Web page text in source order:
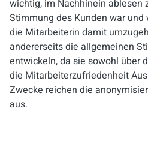
wichtig, im Nachhinein ablesen
Stimmung des Kunden war
die Mitarbeiterin damit
andererseits die allgemeinen
entwickeln, da sie sowohl über
die Mitarbeiterzufriedenheit
Zwecke reichen die
aus.